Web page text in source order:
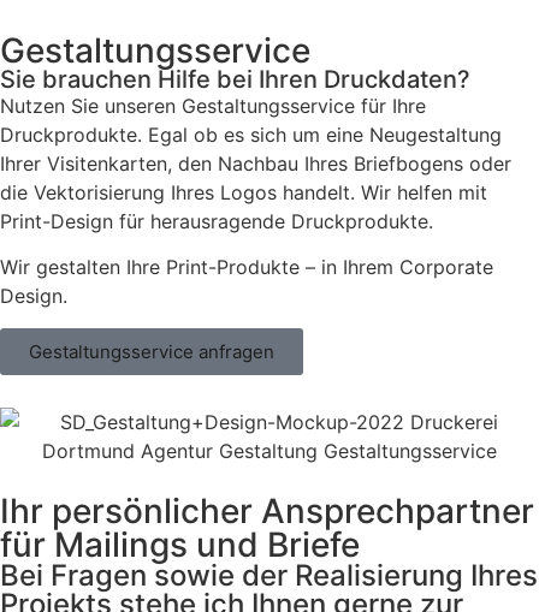
Gestaltungsservice
Sie brauchen Hilfe bei Ihren Druckdaten?
Nutzen Sie unseren Gestaltungsservice für Ihre
Druckprodukte. Egal ob es sich um eine Neugestaltung
Ihrer Visitenkarten, den Nachbau Ihres Briefbogens oder
die Vektorisierung Ihres Logos handelt. Wir helfen mit
Print-Design für herausragende Druckprodukte.
Wir gestalten Ihre Print-Produkte – in Ihrem Corporate
Design.
Gestaltungsservice anfragen
Ihr persönlicher Ansprech­partner
für Mailings und Briefe
Bei Fragen sowie der Realisierung Ihres
Projekts stehe ich Ihnen gerne zur